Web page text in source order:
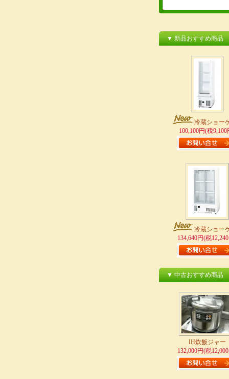
▼ 新品おすすめ商品
冷蔵ショー
100,100円(税9,100
冷蔵ショー
134,640円(税
▼ 中古おすすめ商品
IH炊飯ジャー
132,000円(税